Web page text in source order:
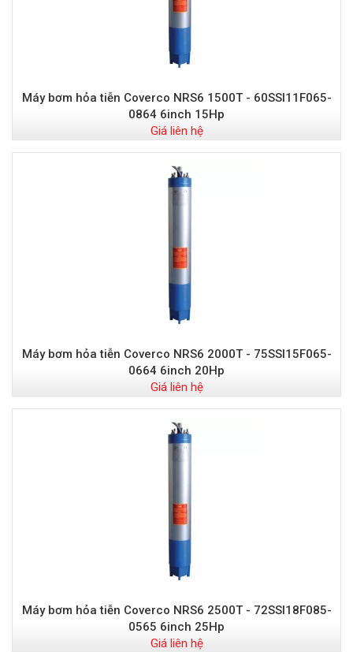
Máy bơm hỏa tiễn Coverco NRS6 1500T - 60SSI11F065-
0864 6inch 15Hp
Giá liên hệ
Máy bơm hỏa tiễn Coverco NRS6 2000T - 75SSI15F065-
0664 6inch 20Hp
Giá liên hệ
Máy bơm hỏa tiễn Coverco NRS6 2500T - 72SSI18F085-
0565 6inch 25Hp
Giá liên hệ